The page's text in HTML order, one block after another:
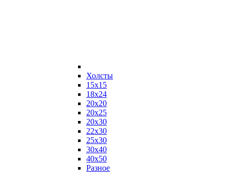
Холсты
15х15
18х24
20х20
20х25
20х30
22х30
25х30
30х40
40х50
Разное